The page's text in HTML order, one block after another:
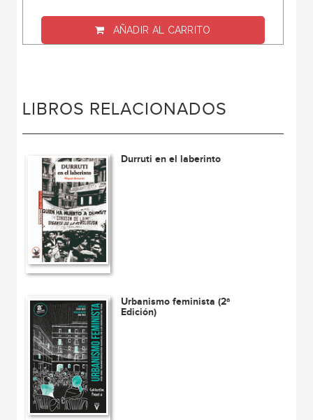
AÑADIR AL CARRITO
LIBROS RELACIONADOS
Durruti en el laberinto
Urbanismo feminista (2ª
Edición)